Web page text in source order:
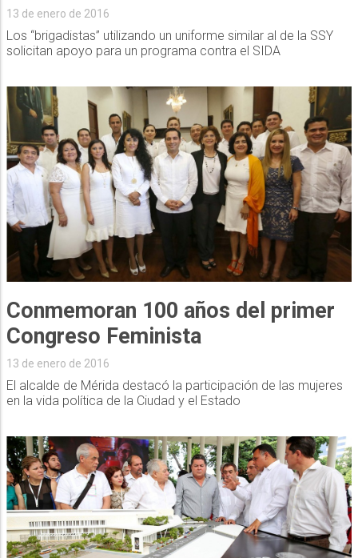
13 de enero de 2016
Los “brigadistas” utilizando un uniforme similar al de la SSY
solicitan apoyo para un programa contra el SIDA
Conmemoran 100 años del primer
Congreso Feminista
13 de enero de 2016
El alcalde de Mérida destacó la participación de las mujeres
en la vida política de la Ciudad y el Estado